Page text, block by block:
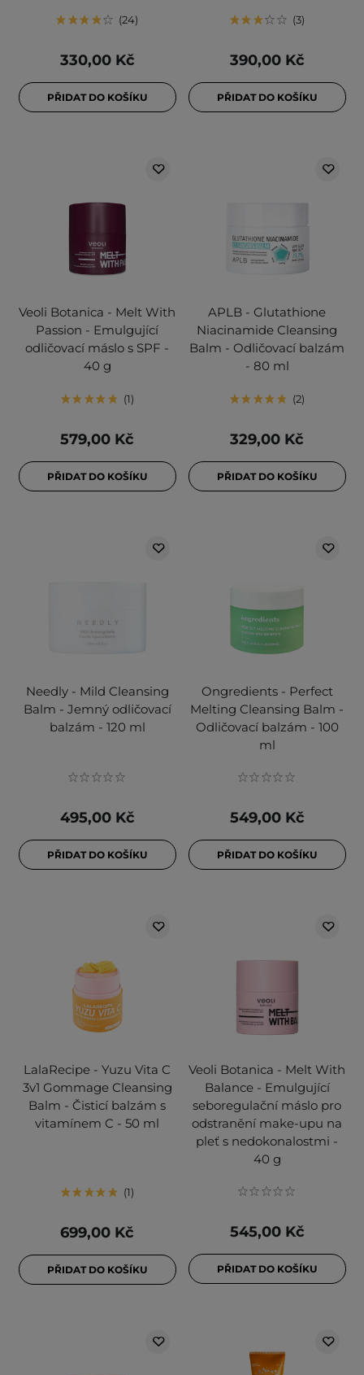
24
330,00 Kč
PŘIDAT DO KOŠÍKU
3
390,00 Kč
PŘIDAT DO KOŠÍKU
Veoli Botanica - Melt With
Passion - Emulgující
odličovací máslo s SPF -
40 g
1
579,00 Kč
PŘIDAT DO KOŠÍKU
APLB - Glutathione
Niacinamide Cleansing
Balm - Odličovací balzám
- 80 ml
2
329,00 Kč
PŘIDAT DO KOŠÍKU
Needly - Mild Cleansing
Balm - Jemný odličovací
balzám - 120 ml
495,00 Kč
PŘIDAT DO KOŠÍKU
Ongredients - Perfect
Melting Cleansing Balm -
Odličovací balzám - 100
ml
549,00 Kč
PŘIDAT DO KOŠÍKU
LalaRecipe - Yuzu Vita C
3v1 Gommage Cleansing
Balm - Čisticí balzám s
vitamínem C - 50 ml
1
699,00 Kč
PŘIDAT DO KOŠÍKU
Veoli Botanica - Melt With
Balance - Emulgující
seboregulační máslo pro
odstranění make-upu na
pleť s nedokonalostmi -
40 g
545,00 Kč
PŘIDAT DO KOŠÍKU